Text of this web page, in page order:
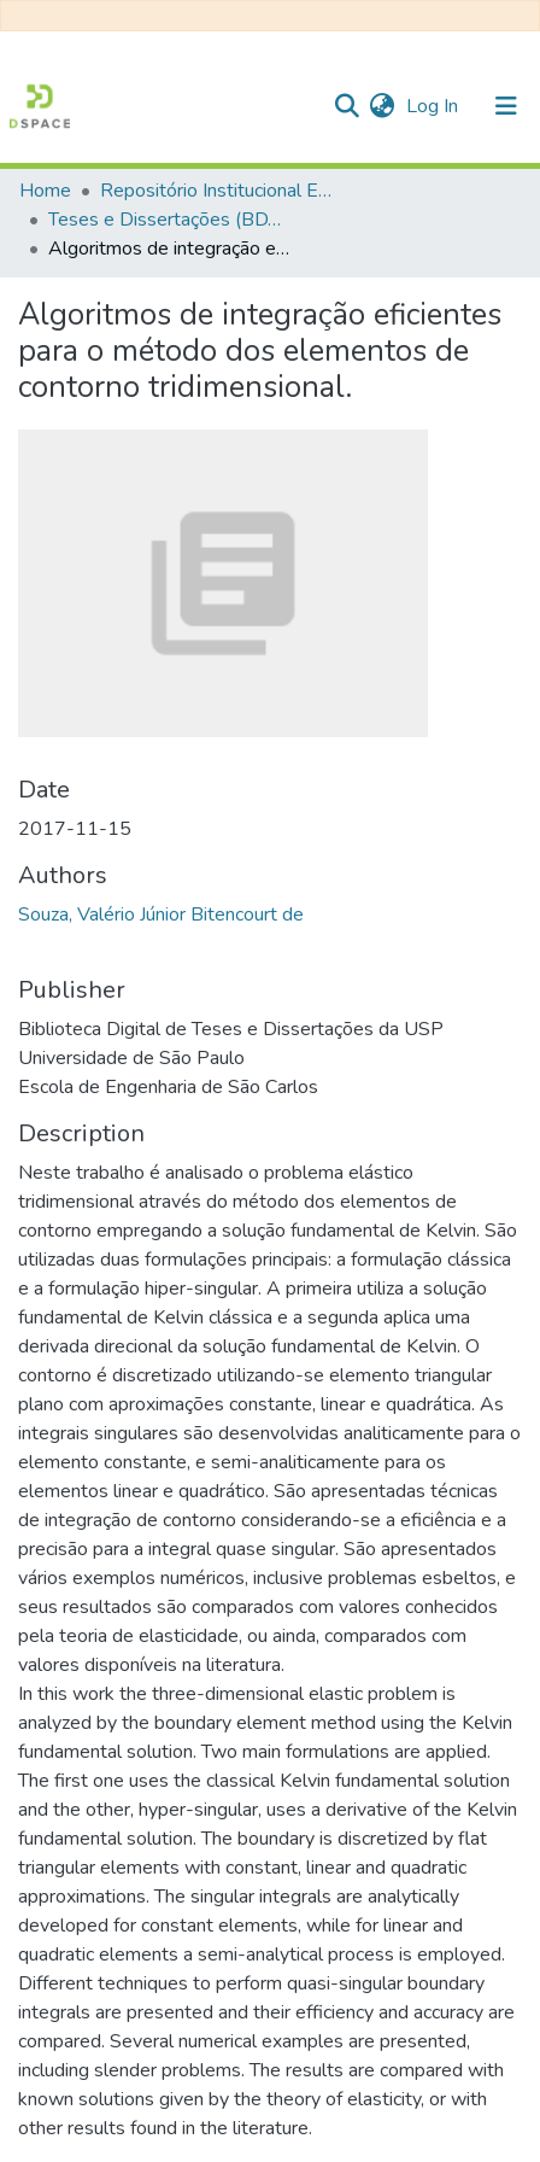
Log In (current)
Communities & Collections
All of DSpace
Statistics
Home
Repositório Institucional EESC
Teses e Dissertações (BDTD USP)
Algoritmos de integração eficientes para o método dos elementos de contorno tridimensional.
Algoritmos de integração eficientes
para o método dos elementos de
contorno tridimensional.
Date
2017-11-15
Authors
Souza, Valério Júnior Bitencourt de
Publisher
Biblioteca Digital de Teses e Dissertações da USP
Universidade de São Paulo
Escola de Engenharia de São Carlos
Description
Neste trabalho é analisado o problema elástico
tridimensional através do método dos elementos de
contorno empregando a solução fundamental de Kelvin. São
utilizadas duas formulações principais: a formulação clássica
e a formulação hiper-singular. A primeira utiliza a solução
fundamental de Kelvin clássica e a segunda aplica uma
derivada direcional da solução fundamental de Kelvin. O
contorno é discretizado utilizando-se elemento triangular
plano com aproximações constante, linear e quadrática. As
integrais singulares são desenvolvidas analiticamente para o
elemento constante, e semi-analiticamente para os
elementos linear e quadrático. São apresentadas técnicas
de integração de contorno considerando-se a eficiência e a
precisão para a integral quase singular. São apresentados
vários exemplos numéricos, inclusive problemas esbeltos, e
seus resultados são comparados com valores conhecidos
pela teoria de elasticidade, ou ainda, comparados com
valores disponíveis na literatura.
In this work the three-dimensional elastic problem is
analyzed by the boundary element method using the Kelvin
fundamental solution. Two main formulations are applied.
The first one uses the classical Kelvin fundamental solution
and the other, hyper-singular, uses a derivative of the Kelvin
fundamental solution. The boundary is discretized by flat
triangular elements with constant, linear and quadratic
approximations. The singular integrals are analytically
developed for constant elements, while for linear and
quadratic elements a semi-analytical process is employed.
Different techniques to perform quasi-singular boundary
integrals are presented and their efficiency and accuracy are
compared. Several numerical examples are presented,
including slender problems. The results are compared with
known solutions given by the theory of elasticity, or with
other results found in the literature.